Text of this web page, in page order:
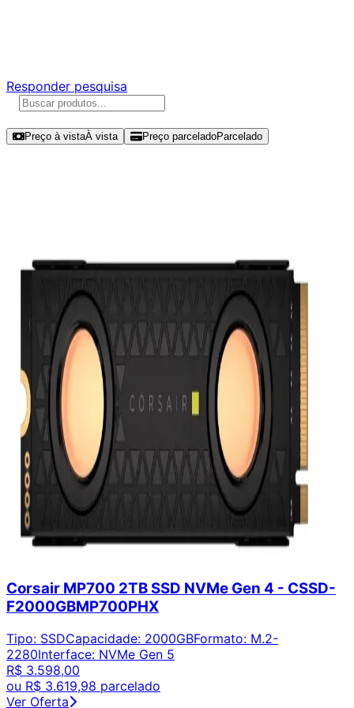
Responder pesquisa
Preço à vistaÀ vista Preço parceladoParcelado
Corsair MP700 2TB SSD NVMe Gen 4 - CSSD-
F2000GBMP700PHX
Tipo: SSDCapacidade: 2000GBFormato: M.2-
2280Interface: NVMe Gen 5
R$ 3.598,00
ou R$ 3.619,98 parcelado
Ver Oferta